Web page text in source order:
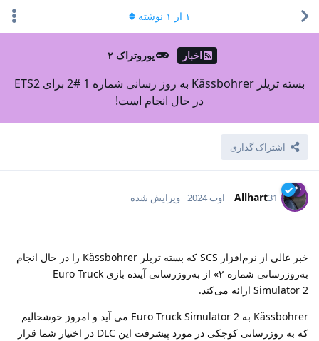
اخبار یوروتراک ۲
بسته تریلر Kässbohrer به روز رسانی شماره 1 #2 برای ETS2
در حال انجام است!
اشتراک گذاری
۱ از ۱ نوشته
Allhart31 اوت 2024 ویرایش شده
خبر عالی از نرم‌افزار SCS که بسته تریلر Kässbohrer را در حال انجام
به‌روزرسانی شماره ۲» از به‌روزرسانی آینده بازی Euro Truck
Simulator 2 ارائه می‌کند.
Kässbohrer به Euro Truck Simulator 2 می آید و امروز خوشحالیم
که به روزرسانی کوچکی در مورد پیشرفت این DLC در اختیار شما قرار